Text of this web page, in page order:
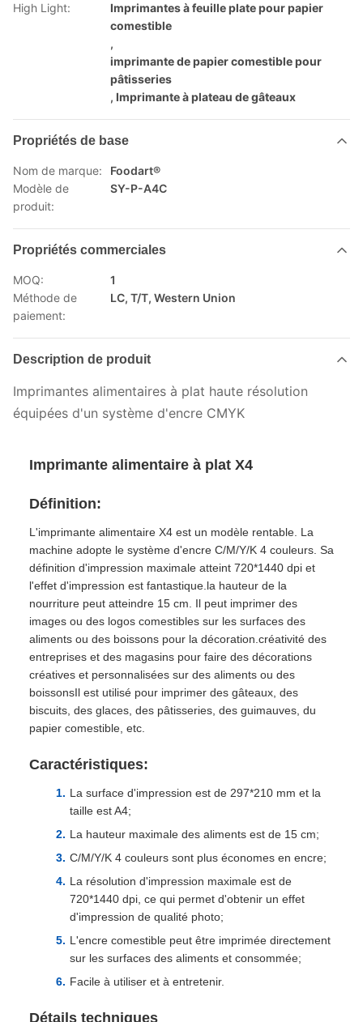
High Light:
Imprimantes à feuille plate pour papier
comestible
,
imprimante de papier comestible pour
pâtisseries
, Imprimante à plateau de gâteaux
Propriétés de base
Nom de marque:
Foodart®
Modèle de
produit:
SY-P-A4C
Propriétés commerciales
MOQ:
1
Méthode de
paiement:
LC, T/T, Western Union
Description de produit
Imprimantes alimentaires à plat haute résolution
équipées d'un système d'encre CMYK
Imprimante alimentaire à plat X4
Définition:
L'imprimante alimentaire X4 est un modèle rentable. La
machine adopte le système d'encre C/M/Y/K 4 couleurs. Sa
définition d'impression maximale atteint 720*1440 dpi et
l'effet d'impression est fantastique.la hauteur de la
nourriture peut atteindre 15 cm. Il peut imprimer des
images ou des logos comestibles sur les surfaces des
aliments ou des boissons pour la décoration.créativité des
entreprises et des magasins pour faire des décorations
créatives et personnalisées sur des aliments ou des
boissonsIl est utilisé pour imprimer des gâteaux, des
biscuits, des glaces, des pâtisseries, des guimauves, du
papier comestible, etc.
Caractéristiques:
La surface d'impression est de 297*210 mm et la
taille est A4;
La hauteur maximale des aliments est de 15 cm;
C/M/Y/K 4 couleurs sont plus économes en encre;
La résolution d'impression maximale est de
720*1440 dpi, ce qui permet d'obtenir un effet
d'impression de qualité photo;
L'encre comestible peut être imprimée directement
sur les surfaces des aliments et consommée;
Facile à utiliser et à entretenir.
Détails techniques